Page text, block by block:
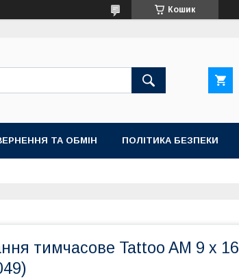
Кошик
ТА ОБМІН ПОЛІТИКА БЕЗПЕКИ
тимчасове Tattoo AM 9 х 16